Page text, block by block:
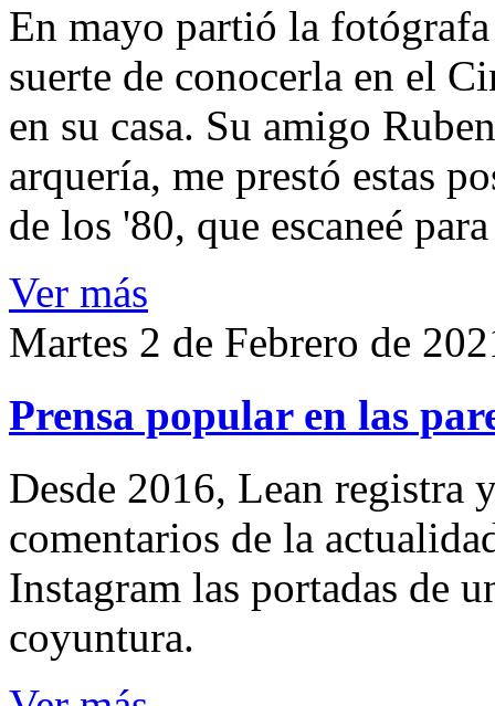
En mayo partió la
suerte de conocerla en el
en su casa. Su amigo
arquería, me prestó estas
de los '80, que escaneé
Ver más
Martes 2 de Febrero de
Prensa popular en las
Desde 2016, Lean registra
comentarios de la
Instagram las portadas de
coyuntura.